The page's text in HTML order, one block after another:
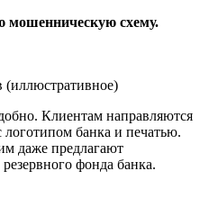
(иллюстративное)
Клиентам направляются
банка и печатью.
даже предлагают
резервного фонда банка.